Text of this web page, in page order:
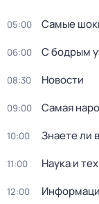
05:00 Самые
06:00 С бодрым
08:30 Новости
09:00 Самая
10:00 Знаете ли
11:00 Наука и
12:00